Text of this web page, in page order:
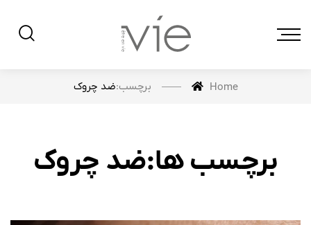
Home برچسب:ضد چروک
برچسب ها:ضد چروک